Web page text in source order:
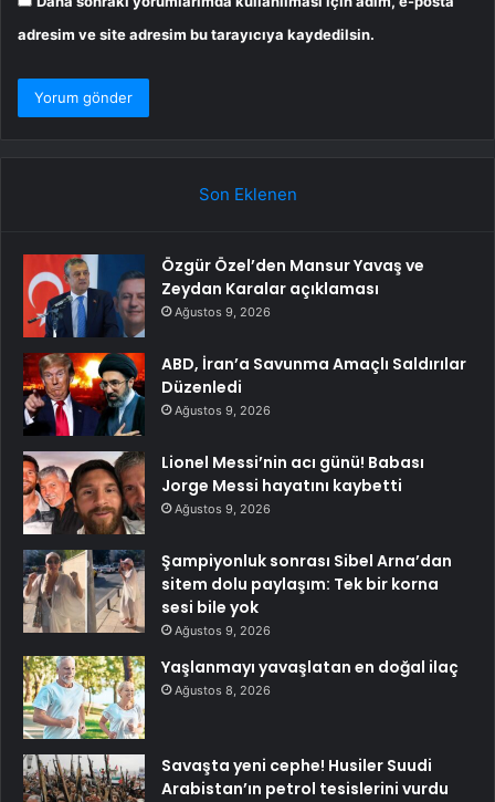
adresim ve site adresim bu tarayıcıya kaydedilsin.
Son Eklenen
Özgür Özel’den Mansur Yavaş ve
Zeydan Karalar açıklaması
Ağustos 9, 2026
ABD, İran’a Savunma Amaçlı Saldırılar
Düzenledi
Ağustos 9, 2026
Lionel Messi’nin acı günü! Babası
Jorge Messi hayatını kaybetti
Ağustos 9, 2026
Şampiyonluk sonrası Sibel Arna’dan
sitem dolu paylaşım: Tek bir korna
sesi bile yok
Ağustos 9, 2026
Yaşlanmayı yavaşlatan en doğal ilaç
Ağustos 8, 2026
Savaşta yeni cephe! Husiler Suudi
Arabistan’ın petrol tesislerini vurdu